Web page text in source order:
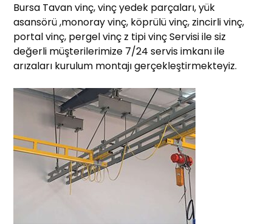
Bursa Tavan vinç, vinç yedek parçaları, yük
asansörü ,monoray vinç, köprülü vinç, zincirli vinç,
portal vinç, pergel vinç z tipi vinç Servisi ile siz
değerli müşterilerimize 7/24 servis imkanı ile
arızaları kurulum montajı gerçekleştirmekteyiz.